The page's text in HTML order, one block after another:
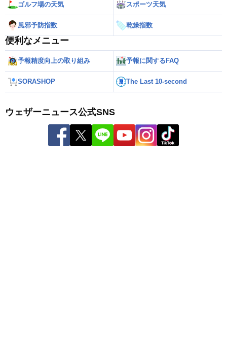
ゴルフ場の天気 スポーツ天気
風邪予防指数 乾燥指数
便利なメニュー
予報精度向上の取り組み 予報に関するFAQ
SORASHOP The Last 10-second
ウェザーニュース公式SNS